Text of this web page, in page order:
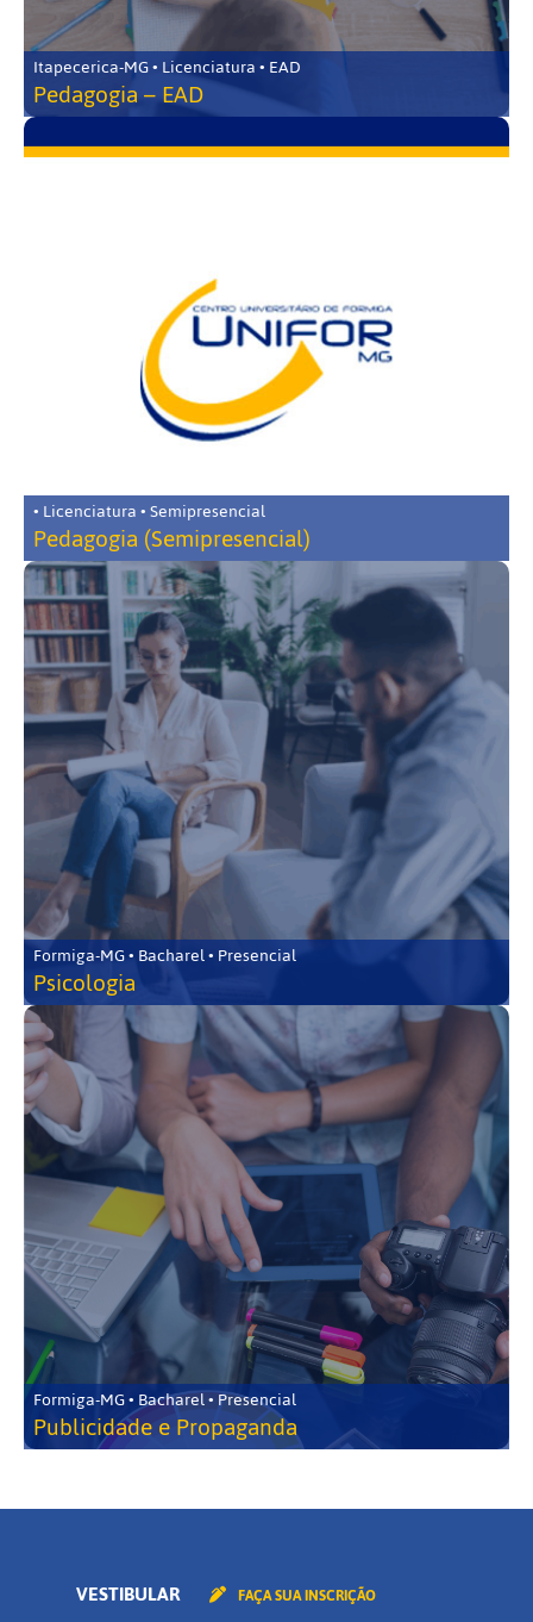
Itapecerica-MG • Licenciatura • EAD
Pedagogia – EAD
• Licenciatura • Semipresencial
Pedagogia (Semipresencial)
Formiga-MG • Bacharel • Presencial
Psicologia
Formiga-MG • Bacharel • Presencial
Publicidade e Propaganda
VESTIBULAR FAÇA SUA INSCRIÇÃO